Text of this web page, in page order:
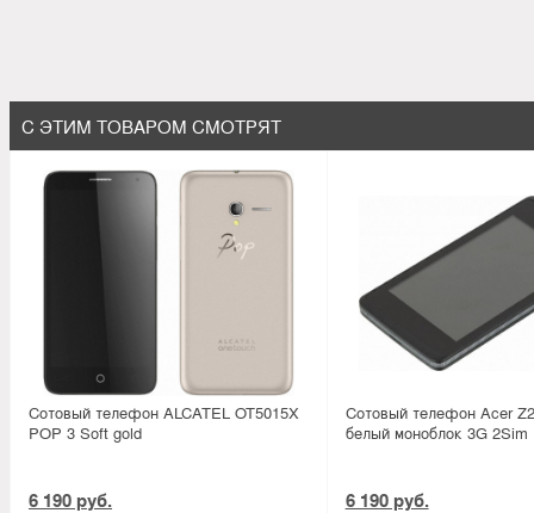
С ЭТИМ ТОВАРОМ СМОТРЯТ
Сотовый телефон ALCATEL OT5015X
POP 3 Soft gold
6 190 руб.
Сотовый телефон Acer
белый моноблок 3G 2Sim
6 190 руб.